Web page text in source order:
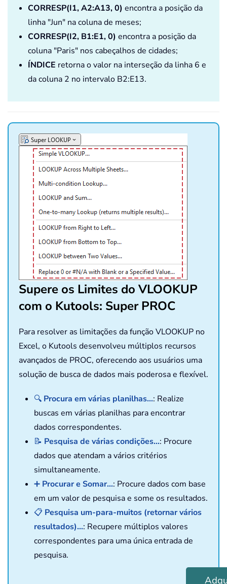
CORRESP(I1, A2:A13, 0) encontra a posição da
linha "Jun" na coluna de meses;
CORRESP(I2, B1:E1, 0) encontra a posição da
coluna "Paris" nos cabeçalhos de cidades;
ÍNDICE retorna o valor na interseção da linha 6 e
da coluna 2 no intervalo B2:E13.
Supere os Limites do VLOOKUP
com o Kutools: Super PROC
Para resolver as limitações da função VLOOKUP no
Excel, o Kutools desenvolveu múltiplos recursos
avançados de PROC, oferecendo aos usuários uma
solução de busca de dados mais poderosa e flexível.
🔍 Procura em várias planilhas...: Realize
buscas em várias planilhas para encontrar
dados correspondentes.
📝 Pesquisa de várias condições...: Procure
dados que atendam a vários critérios
simultaneamente.
➕ Procurar e Somar...: Procure dados com base
em um valor de pesquisa e some os resultados.
📋 Pesquisa um-para-muitos (retornar vários
resultados)...: Recupere múltiplos valores
correspondentes para uma única entrada de
pesquisa.